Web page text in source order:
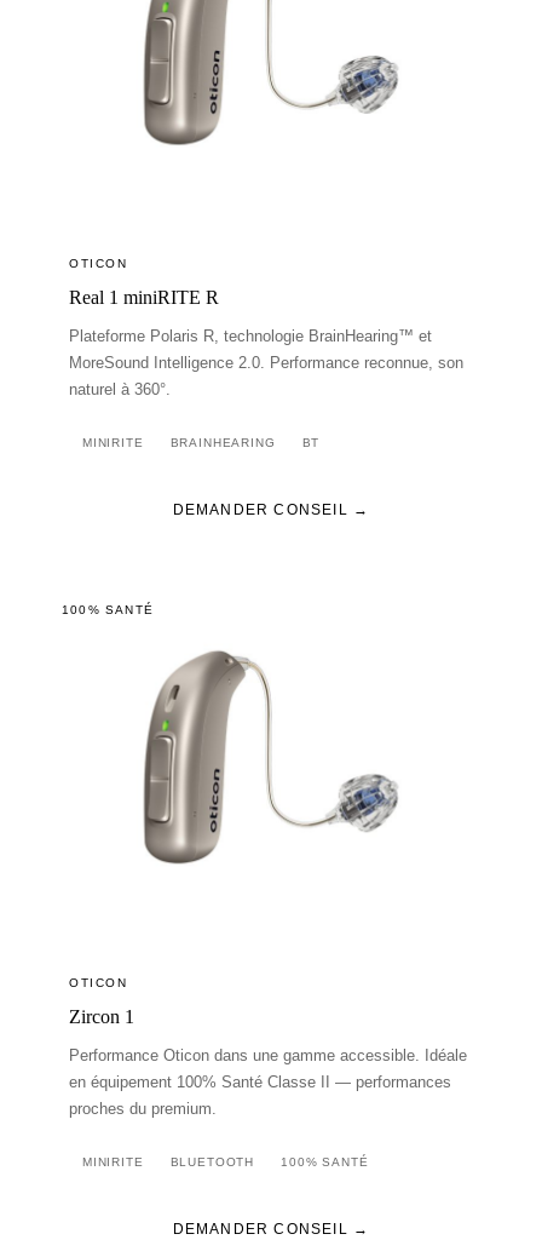
OTICON
Real 1 miniRITE R
Plateforme Polaris R, technologie BrainHearing™ et
MoreSound Intelligence 2.0. Performance reconnue, son
naturel à 360°.
MINIRITE BRAINHEARING BT
DEMANDER CONSEIL →
100% SANTÉ
OTICON
Zircon 1
Performance Oticon dans une gamme accessible. Idéale
en équipement 100% Santé Classe II — performances
proches du premium.
MINIRITE BLUETOOTH 100% SANTÉ
DEMANDER CONSEIL →